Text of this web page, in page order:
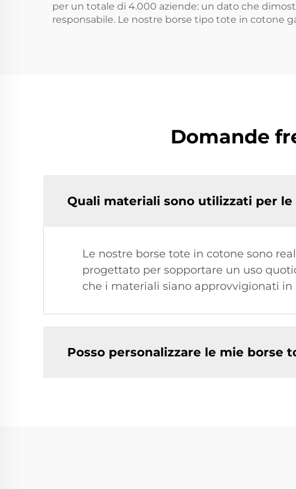
per un totale di 4.000 aziende: un dato che
responsabile. Le nostre borse tipo tote in cotone
Domande
Quali materiali sono utilizzati per
Le nostre borse tote in cotone sono
progettato per sopportare un uso
che i materiali siano approvvigionati in
Posso personalizzare le mie borse